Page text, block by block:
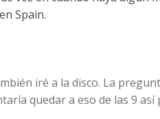
Spain.
iré a la disco. La
quedar a eso de las 9